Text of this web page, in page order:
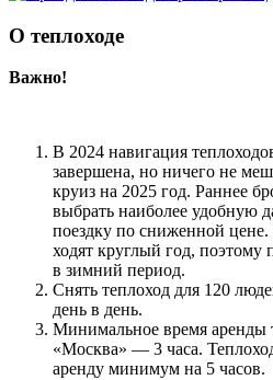
О теплоходе
Важно!
В 2024 навигация
завершена, но ничего не
круиз на 2025 год. Раннее
выбрать наиболее удобную
поездку по сниженной
ходят круглый год, поэтому
в зимний период.
Снять теплоход для 120
день в день.
Минимальное время аренды
«Москва» — 3 часа.
аренду минимум на 5 часов.